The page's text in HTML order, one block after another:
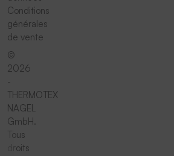
Conditions
générales
de vente
©
2026
-
THERMOTEX
NAGEL
GmbH.
Tous
droits